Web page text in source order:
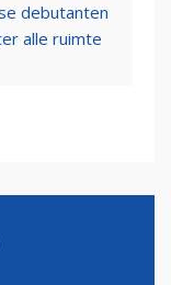
debutanten
alle ruimte